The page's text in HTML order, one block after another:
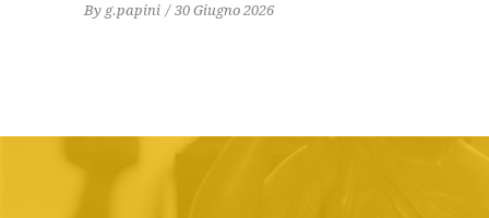
By g.papini 30 Giugno 2026